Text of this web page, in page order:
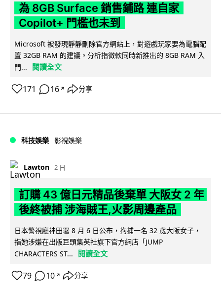
為 8GB Surface 銷售鋪路 連自家
Copilot+ 門檻也未到
Microsoft 被發現靜靜刪除官方網站上，對遊戲玩家要為電腦配
置 32GB RAM 的建議。分析指微軟同時新推出的 8GB RAM 入
門...
閱讀全文
171 16 ↗ 分享
科技娛樂 影視娛樂
Lawton 2 日
訂購 43 億日元精品後棄單 大阪女 2 年
後終被捕 涉海賊王,火影周邊產品
日本警視廳神田署 8 月 6 日公布，拘捕一名 32 歲大阪女子，
指她涉嫌在出版巨頭集英社旗下官方網店「JUMP
CHARACTERS ST...
閱讀全文
79 10 ↗ 分享